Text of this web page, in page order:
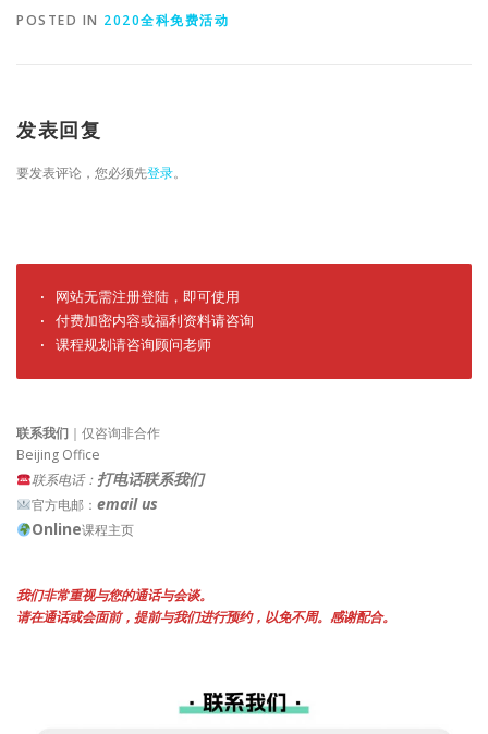
POSTED IN 2020全科免费活动
发表回复
要发表评论，您必须先登录。
· 网站无需注册登陆，即可使用
· 付费加密内容或福利资料请咨询
· 课程规划请咨询顾问老师
联系我们 ｜仅咨询非合作
Beijing Office
联系电话： 打电话联系我们
官方电邮： email us
Online课程主页
我们非常重视与您的通话与会谈。
请在通话或会面前，提前与我们进行预约，以免不周。感谢配合。